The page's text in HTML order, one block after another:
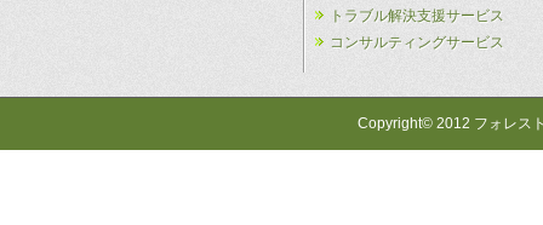
トラブル解決支援サービス
コンサルティングサービス
Copyright© 2012 フォレス